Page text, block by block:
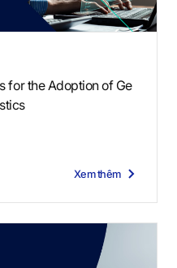
for the Adoption of Ge
Xem thêm